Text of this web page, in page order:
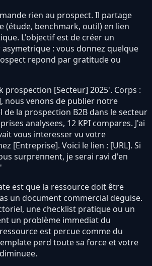
rien au prospect. Il partage
(étude, benchmark, outil) en lien
L'objectif est de créer un
asymetrique : vous donnez quelque
repond par gratitude ou
prospection [Secteur] 2025'. Corps :
nous venons de publier notre
de la prospection B2B dans le secteur
analysees, 12 KPI compares. J'ai
vous interesser vu votre
[Entreprise]. Voici le lien : [URL]. Si
surprennent, je serai ravi d'en
est que la ressource doit être
un document commercial deguise.
une checklist pratique ou un
un problème immediat du
est percue comme du
perd toute sa force et votre